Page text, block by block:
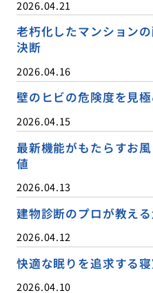
2026.04.21
老朽化したマンション
決断
2026.04.16
壁のヒビの危険度を見
2026.04.15
最新機能がもたらすお
値
2026.04.13
建物診断のプロが教え
2026.04.12
快適な眠りを追求する
2026.04.10